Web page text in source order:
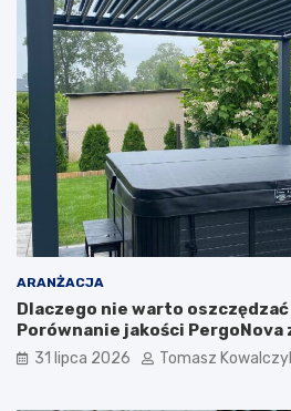
ARANŻACJA
Dlaczego nie warto
Porównanie jakości PergoNova
marketu
31 lipca 2026 Tomasz